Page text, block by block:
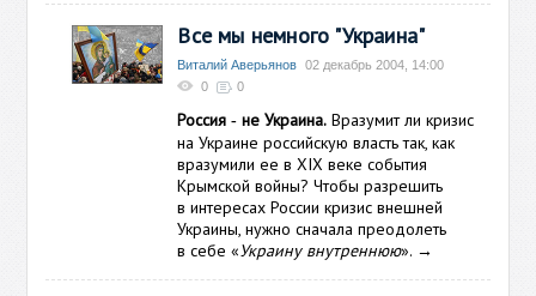
Все мы немного "Украина"
Виталий Аверьянов
02 декабрь 2004, 14:00
0
0
Россия - не Украина. Вразумит ли кризис
на Украине российскую власть так, как
вразумили ее в XIX веке события
Крымской войны? Чтобы разрешить
в интересах России кризис внешней
Украины, нужно сначала преодолеть
в себе «Украину внутреннюю». →